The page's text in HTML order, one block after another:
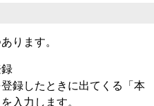
ります。
録したときに出てくる「本
入力します。